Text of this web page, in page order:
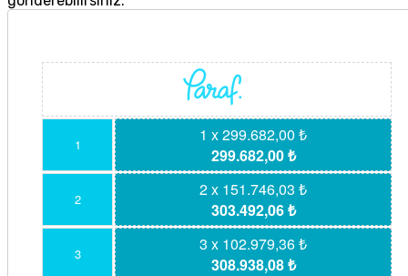
1
1 x 299.682,00 ₺
299.682,00 ₺
2
2 x 151.746,03 ₺
303.492,06 ₺
3
3 x 102.979,36 ₺
308.938,08 ₺